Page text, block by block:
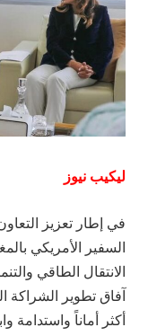
ليكيب نيوز
في إطار تعزيز
السفير الأمريكي
الانتقال الطاقي
آفاق تطوير الشراكة
أكثر أماناً واستدامة